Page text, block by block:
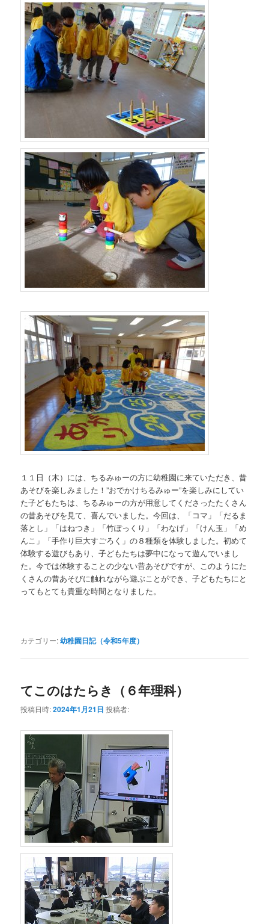
１１日（木）には、ちるみゅーの方に幼稚園に来ていただき、昔
あそびを楽しみました！”おでかけちるみゅー”を楽しみにしてい
た子どもたちは、ちるみゅーの方が用意してくださったたくさん
の昔あそびを見て、喜んでいました。今回は、「コマ」「だるま
落とし」「はねつき」「竹ぽっくり」「わなげ」「けん玉」「め
んこ」「手作り巨大すごろく」の８種類を体験しました。初めて
体験する遊びもあり、子どもたちは夢中になって遊んでいまし
た。今では体験することの少ない昔あそびですが、このようにた
くさんの昔あそびに触れながら遊ぶことができ、子どもたちにと
ってもとても貴重な時間となりました。
カテゴリー:幼稚園日記（令和5年度）
てこのはたらき（６年理科）
投稿日時:2024年1月21日 投稿者: